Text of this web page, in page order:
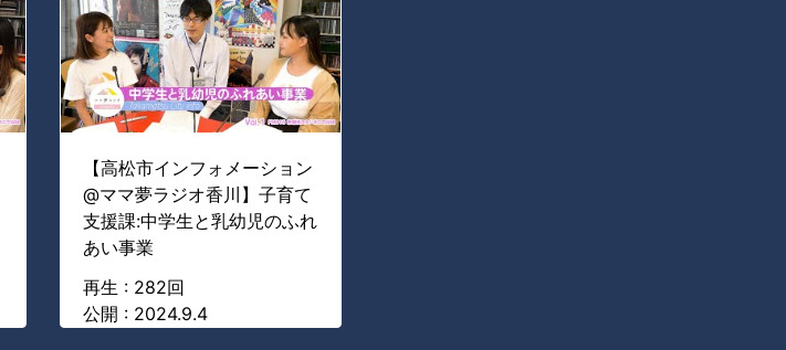
【高松市インフォメーション
@ママ夢ラジオ香川】子育て
支援課:中学生と乳幼児のふれ
あい事業
再生 : 282回
公開 : 2024.9.4